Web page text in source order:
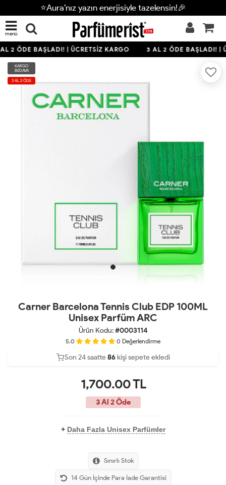
⭐Aura’nız yazın enerjisiyle tazelensin!🎉
menü
2 ÖDE BAŞLADI! | ÜCRETSİZ KARGO 3 AL 2 ÖDE BAŞLADI! |
KARGO
BEDAVA
3 AL 2 ÖDE
Carner Barcelona Tennis Club EDP 100ML
Unisex Parfüm ARC
Ürün Kodu:#0003114
5.0 0 Değerlendirme
45
Son 24 saatte 86kişi sepete ekledi
Son 24 saatte25kişi satın aldı
1,700.00TL
3 Al 2 Öde
+ Daha Fazla Unisex Parfümler
Sınırlı Stok
14 Gün İçinde Para İade Garantisi